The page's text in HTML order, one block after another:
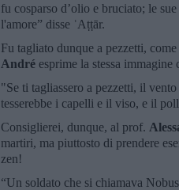
fu cosparso d’olio e bruciato; le
l'amore” disse ʿAṭṭār.
Fu tagliato dunque a pezzetti,
André esprime la stessa immagine
"Se ti tagliassero a pezzetti, il
tesserebbe i capelli e il viso, e il
Consiglierei, dunque, al prof.
martiri, ma piuttosto di prendere
zen!
“Un soldato che si chiamava